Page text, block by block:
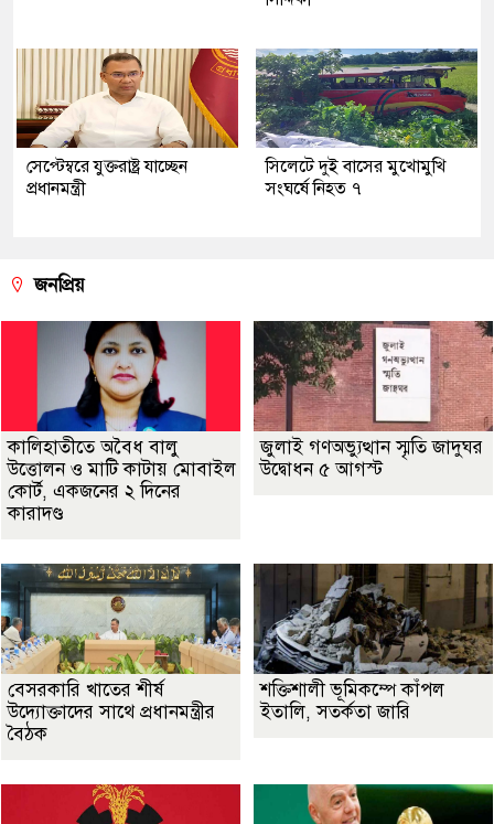
সেপ্টেম্বরে যুক্তরাষ্ট্র যাচ্ছেন
প্রধানমন্ত্রী
সিলেটে দুই বাসের মুখোমুখি
সংঘর্ষে নিহত ৭
জনপ্রিয়
কালিহাতীতে অবৈধ বালু
উত্তোলন ও মাটি কাটায় মোবাইল
কোর্ট, একজনের ২ দিনের
কারাদণ্ড
জুলাই গণঅভ্যুত্থান স্মৃতি জাদুঘর
উদ্বোধন ৫ আগস্ট
বেসরকারি খাতের শীর্ষ
উদ্যোক্তাদের সাথে প্রধানমন্ত্রীর
বৈঠক
শক্তিশালী ভূমিকম্পে কাঁপল
ইতালি, সতর্কতা জারি